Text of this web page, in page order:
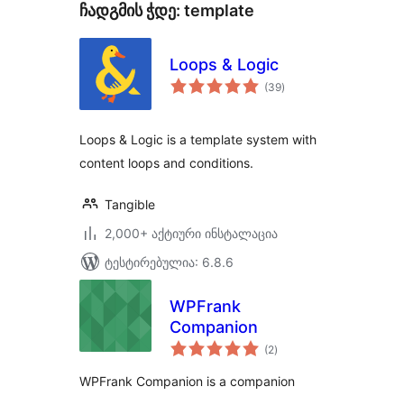
ჩადგმის ჭდე: template
Loops & Logic
(39საერთო
რეიტინგი
)
Loops & Logic is a template system with
content loops and conditions.
Tangible
2,000+ აქტიური ინსტალაცია
ტესტირებულია: 6.8.6
WPFrank
Companion
(2საერთო
რეიტინგი
)
WPFrank Companion is a companion